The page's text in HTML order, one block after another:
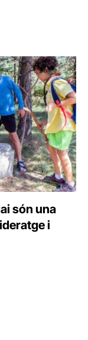
són una
i